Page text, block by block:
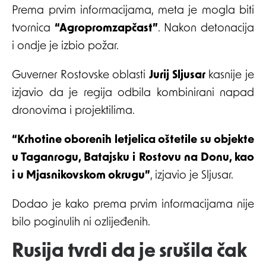
Prema prvim informacijama, meta je mogla biti
tvornica “Agropromzapčast”. Nakon detonacija
i ondje je izbio požar.
Guverner Rostovske oblasti Jurij Sljusarkasnije je
izjavio da je regija odbila kombinirani napad
dronovima i projektilima.
“Krhotine oborenih letjelica oštetile su objekte
u Taganrogu, Batajsku i Rostovu na Donu, kao
i u Mjasnikovskom okrugu”, izjavio je Sljusar.
Dodao je kako prema prvim informacijama nije
bilo poginulih ni ozlijeđenih.
Rusija tvrdi da je srušila čak